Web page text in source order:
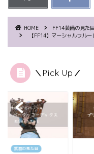
HOME FF14装備の見た目
【FF14】マーシャルフル
＼Pick Up／
武器の見た目